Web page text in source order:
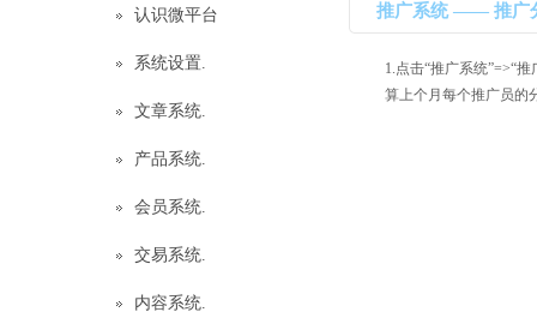
认识微平台
系统设置.
文章系统.
产品系统.
会员系统.
交易系统.
内容系统.
推广系统 —— 推广
1.点击“推广系统”=>“
算上个月每个推广员的